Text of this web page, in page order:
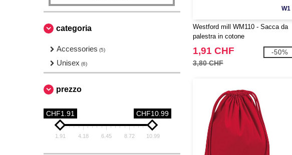
categoria
Accessories (5)
Unisex (6)
prezzo
CHF1.91 CHF10.99
1.91 4.18 6.45 8.72 10.99
W1
Westford mill WM110 - Sacca da
palestra in cotone
1,91 CHF
3,80 CHF
-50%